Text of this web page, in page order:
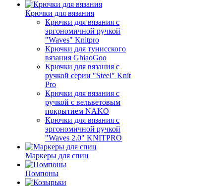
Крючки для вязания
Крючки для вязания с
эргономичной ручкой
"Waves" Knitpro
Крючки для тунисского
вязания GhiaoGoo
Крючки для вязания с
ручкой серии "Steel" Knit
Pro
Крючки для вязания с
ручкой с вельветовым
покрытием NAKO
Крючки для вязания с
эргономичной ручкой
"Waves 2.0" KNITPRO
Маркеры для спиц
Помпоны